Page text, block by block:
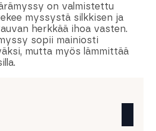
on valmistettu
myssystä silkkisen ja
herkkää ihoa vasten.
sopii mainiosti
mutta myös lämmittää